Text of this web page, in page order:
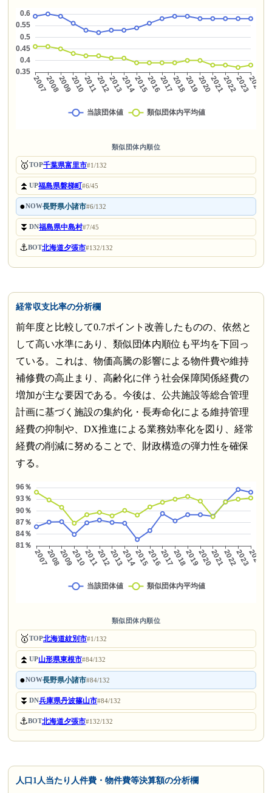
類似団体内順位
🥇TOP千葉県富里市#1/132
⏫UP福島県磐梯町#6/45
●NOW長野県小諸市#6/132
⏬DN福島県中島村#7/45
⚓BOT北海道夕張市#132/132
経常収支比率の分析欄
前年度と比較して0.7ポイント改善したものの、依然と
して高い水準にあり、類似団体内順位も平均を下回っ
ている。これは、物価高騰の影響による物件費や維持
補修費の高止まり、高齢化に伴う社会保障関係経費の
増加が主な要因である。今後は、公共施設等総合管理
計画に基づく施設の集約化・長寿命化による維持管理
経費の抑制や、DX推進による業務効率化を図り、経常
経費の削減に努めることで、財政構造の弾力性を確保
する。
類似団体内順位
🥇TOP北海道紋別市#1/132
⏫UP山形県東根市#84/132
●NOW長野県小諸市#84/132
⏬DN兵庫県丹波篠山市#84/132
⚓BOT北海道夕張市#132/132
人口1人当たり人件費・物件費等決算額の分析欄